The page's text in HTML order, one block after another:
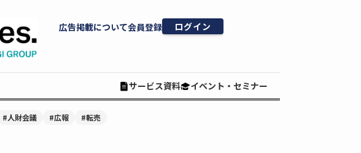
広告掲載について会員登録 ログイン
サービス資料 イベント・セミナー
#人財会議 #広報 #転売